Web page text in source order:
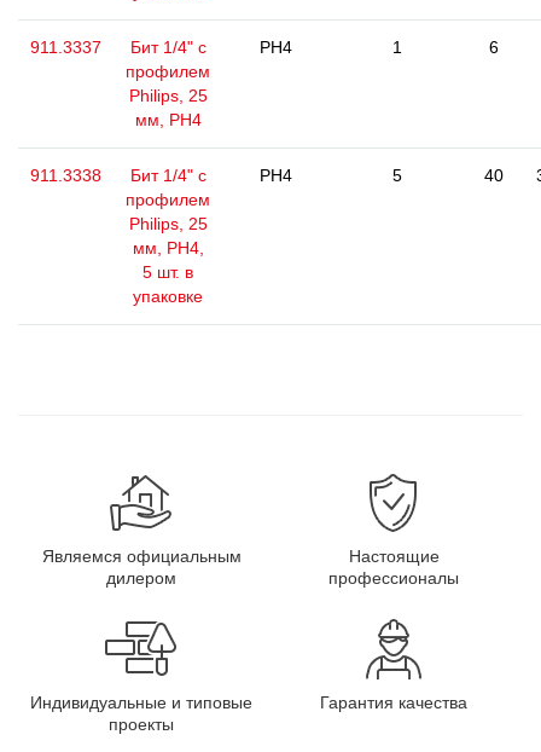
911.3337
Бит 1/4" с
профилем
Philips, 25
мм, РН4
PH4 1 6
911.3338
Бит 1/4" с
профилем
Philips, 25
мм, РН4,
5 шт. в
упаковке
PH4 5 40
Являемся официальным
дилером
Настоящие
профессионалы
Индивидуальные и типовые
проекты
Гарантия качества